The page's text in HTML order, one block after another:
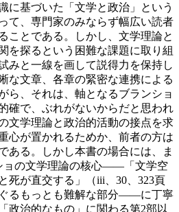
に基づいた「文学と政治」という
て、専門家のみならず幅広い読者
ことである。しかし、文学理論と
を探るという困難な課題に取り組
みと一線を画して説得力を保持し
な文章、各章の緊密な連携による
ら、それは、軸となるブランショ
確で、ぶれがないからだと思われ
文学理論と政治的活動の接点を求
心が置かれるためか、前者の方は
ある。しかし本書の場合には、ま
ョの文学理論の核心――「文学空
死が直交する」（iii、30、323頁
るもっとも難解な部分――に丁寧
政治的なもの」に関わる第2部以